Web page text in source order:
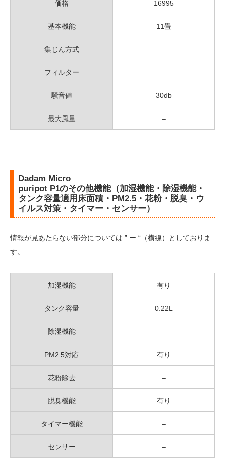
価格 16995
基本機能 11畳
集じん方式 –
フィルター –
騒音値 30db
最大風量 –
Dadam Micro
puripot P1のその他機能（加湿機能・除湿機能・
タンク容量適用床面積・PM2.5・花粉・脱臭・ウ
イルス対策・タイマー・センサー）
情報が見あたらない部分については ” ー “（横線）としておりま
す。
加湿機能 有り
タンク容量 0.22L
除湿機能 –
PM2.5対応 有り
花粉除去 –
脱臭機能 有り
タイマー機能 –
センサー –